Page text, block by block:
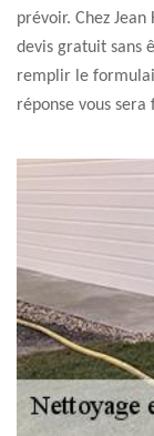
prévoir. Chez
devis gratuit sans
remplir le
réponse vous